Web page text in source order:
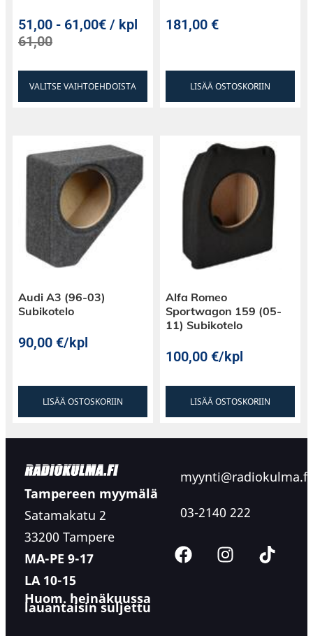
51,00 - 61,00€ / kpl
61,00
VALITSE VAIHTOEHDOISTA
181,00€
LISÄÄ OSTOSKORIIN
Audi A3 (96-03)
Subikotelo
90,00€/kpl
LISÄÄ OSTOSKORIIN
Alfa Romeo
Sportwagon 159 (05-
11) Subikotelo
100,00€/kpl
LISÄÄ OSTOSKORIIN
Tampereen myymälä
Satamakatu 2
33200 Tampere
MA-PE 9-17
LA 10-15
Huom. heinäkuussa
lauantaisin suljettu
myynti@radiokulma.fi
03-2140 222